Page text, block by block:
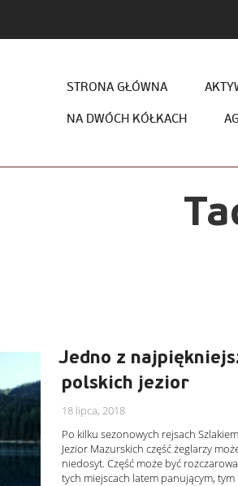
STRONA GŁÓWNA
NA DWÓCH KÓŁKACH
Jedno z
polskich jezior
18 lipca, 2018
Po kilku sezonowych rejsach
Jezior Mazurskich część żeglarzy
niedosyt. Część może być
tych miejscach latem panującym,